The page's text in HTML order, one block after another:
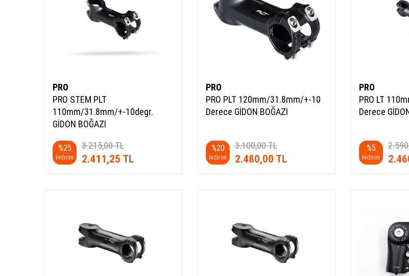
PRO
PRO STEM PLT
110mm/31.8mm/+-10degr.
GİDON BOĞAZI
%25
İndirim
3.215,00TL
2.411,25 TL
PRO
PRO PLT 120mm/31.8mm/+-10
Derece GİDON BOĞAZI
%20
İndirim
3.100,00TL
2.480,00 TL
PRO
PRO LT
Derece
%5
İndirim